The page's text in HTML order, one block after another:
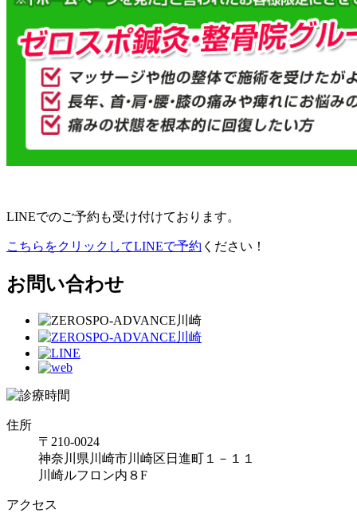
LINEでのご予約も受け付けております。
こちらをクリックしてLINEで予約 ください！
お問い合わせ
住所
〒210-0024
神奈川県川崎市川崎区日進町１－１１
川崎ルフロン内８F
アクセス